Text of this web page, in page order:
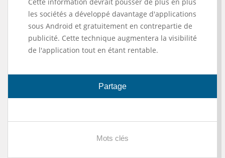
les sociétés a développé davantage d'applications
sous Android et gratuitement en contrepartie de
publicité. Cette technique augmentera la visibilité
de l'application tout en étant rentable.
Partage
Mots clés